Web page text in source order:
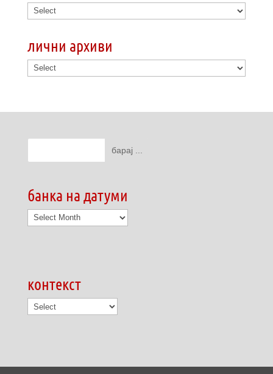
лични архиви
банка на датуми
банка
на
контекст